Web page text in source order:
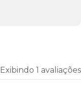
Exibindo 1 avaliações